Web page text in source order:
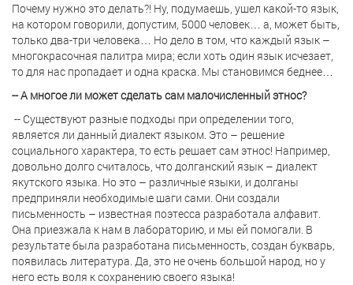
Почему нужно это делать?! Ну, подумаешь, ушел какой-то язык,
на котором говорили, допустим, 5000 человек… а, может быть,
только два-три человека… Но дело в том, что каждый язык –
многокрасочная палитра мира; если хоть один язык исчезает,
то для нас пропадает и одна краска. Мы становимся беднее…
-- А многое ли может сделать сам малочисленный этнос?
-- Существуют разные подходы при определении того,
является ли данный диалект языком. Это – решение
социального характера, то есть решает сам этнос! Например,
довольно долго считалось, что долганский язык – диалект
якутского языка. Но это – различные языки, и долганы
предприняли необходимые шаги сами. Они создали
письменность – известная поэтесса разработала алфавит.
Она приезжала к нам в лабораторию, и мы ей помогали. В
результате была разработана письменность, создан букварь,
появилась литература. Да, это не очень большой народ, но у
него есть воля к сохранению своего языка!